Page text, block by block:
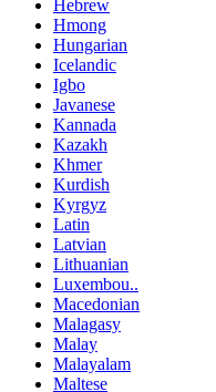
Hebrew
Hmong
Hungarian
Icelandic
Igbo
Javanese
Kannada
Kazakh
Khmer
Kurdish
Kyrgyz
Latin
Latvian
Lithuanian
Luxembou..
Macedonian
Malagasy
Malay
Malayalam
Maltese